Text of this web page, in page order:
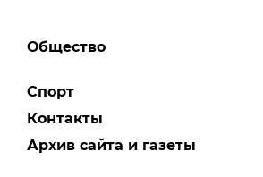
Общество
Спорт
Контакты
Архив сайта и газеты